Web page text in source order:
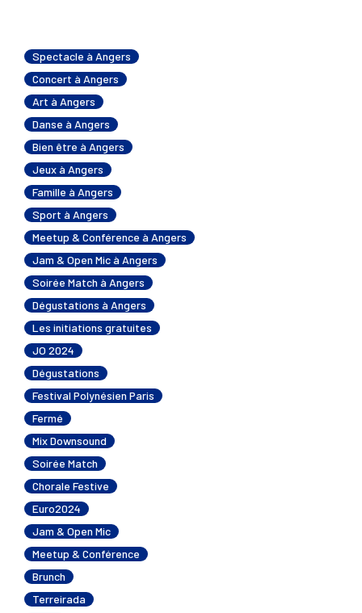
Spectacle à Angers
Concert à Angers
Art à Angers
Danse à Angers
Bien être à Angers
Jeux à Angers
Famille à Angers
Sport à Angers
Meetup & Conférence à Angers
Jam & Open Mic à Angers
Soirée Match à Angers
Dégustations à Angers
Les initiations gratuites
JO 2024
Dégustations
Festival Polynésien Paris
Fermé
Mix Downsound
Soirée Match
Chorale Festive
Euro2024
Jam & Open Mic
Meetup & Conférence
Brunch
Terreirada